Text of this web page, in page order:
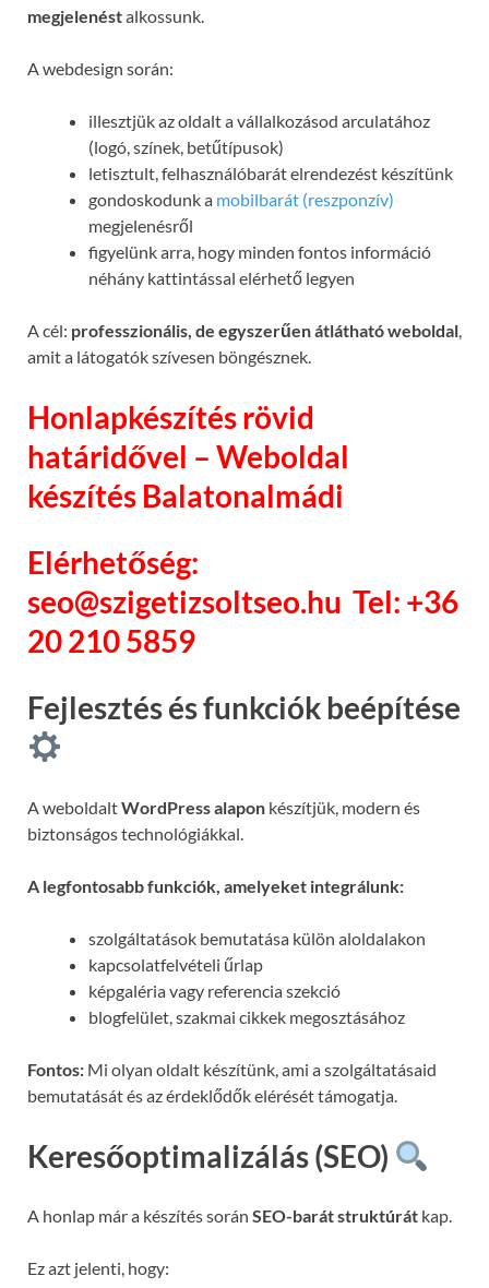
megjelenéstalkossunk.
A webdesign során:
illesztjük az oldalt a vállalkozásod arculatához
(logó, színek, betűtípusok)
letisztult, felhasználóbarát elrendezést készítünk
gondoskodunk a mobilbarát (reszponzív)
megjelenésről
figyelünk arra, hogy minden fontos információ
néhány kattintással elérhető legyen
A cél: professzionális, de egyszerűen átlátható weboldal,
amit a látogatók szívesen böngésznek.
Honlapkészítés rövid
határidővel – Weboldal
készítés Balatonalmádi
Elérhetőség:
seo@szigetizsoltseo.hu Tel: +36
20 210 5859
Fejlesztés és funkciók beépítése
A weboldaltWordPress alapon készítjük, modern és
biztonságos technológiákkal.
A legfontosabb funkciók, amelyeket integrálunk:
szolgáltatások bemutatása külön aloldalakon
kapcsolatfelvételi űrlap
képgaléria vagy referencia szekció
blogfelület, szakmai cikkek megosztásához
Fontos: Mi olyan oldalt készítünk, ami a szolgáltatásaid
bemutatását és az érdeklődők elérését támogatja.
Keresőoptimalizálás (SEO)
A honlap már a készítés során SEO-barát struktúrát kap.
Ez azt jelenti, hogy: